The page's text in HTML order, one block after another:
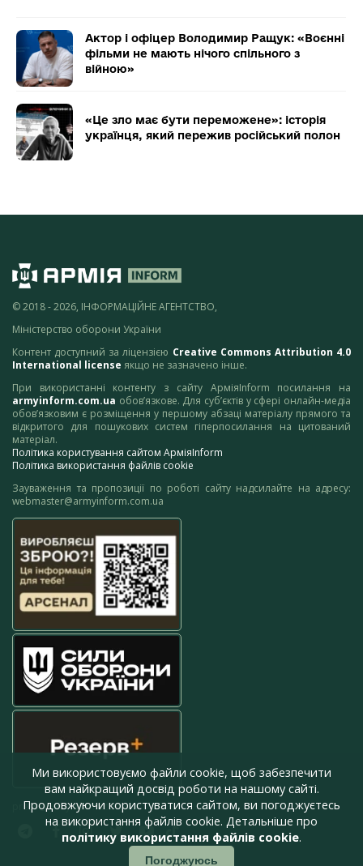
Актор і офіцер Володимир Ращук: «Воєнні
фільми не мають нічого спільного з
війною»
«Це зло має бути переможене»: історія
українця, який пережив російський полон
© 2018 - 2026, ІНФОРМАЦІЙНЕ АГЕНТСТВО,
Міністерство оборони України
Контент доступний за ліцензією Creative Commons Attribution 4.0
International license якщо не зазначено інше.
При використанні контенту з сайту АрміяInform посилання на
armyinform.com.ua обов’язкове. Для суб’єктів у сфері онлайн-медіа
обов’язковим є розміщення у першому абзаці матеріалу прямого та
відкритого для пошукових систем гіперпосилання на цитований
матеріал.
Політика користування сайтом АрміяInform
Політика використання файлів cookie
Зауваження та пропозиції по роботі сайту надсилайте на адресу:
webmaster@armyinform.com.ua
press@armyinform.com.ua
Ми використовуємо файли cookie, щоб забезпечити
вам найкращий досвід роботи на нашому сайті.
Продовжуючи користуватися сайтом, ви погоджуєтесь
на використання файлів cookie. Детальніше про
політику використання файлів cookie.
Погоджуюсь